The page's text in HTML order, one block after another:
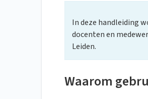
In deze handleiding
docenten en
Leiden.
Waarom